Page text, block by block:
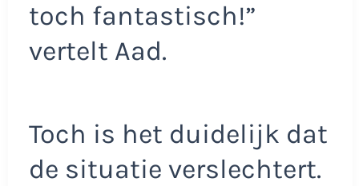
toch fantastisch!”
vertelt Aad.
Toch is het duidelijk dat
de situatie verslechtert.